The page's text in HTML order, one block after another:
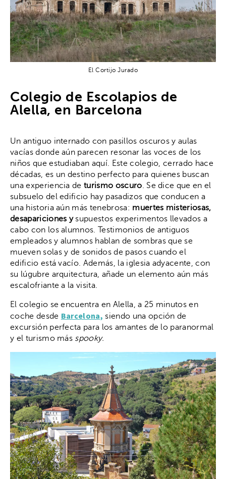
El Cortijo Jurado
Colegio de Escolapios de
Alella, en Barcelona
Un antiguo internado con pasillos oscuros y aulas
vacías donde aún parecen resonar las voces de los
niños que estudiaban aquí. Este colegio, cerrado hace
décadas, es un destino perfecto para quienes buscan
una experiencia deturismo oscuro. Se dice que en el
subsuelo del edificio hay pasadizos que conducen a
una historia aún más tenebrosa: muertes misteriosas,
desapariciones ysupuestos experimentos llevados a
cabo con los alumnos. Testimonios de antiguos
empleados y alumnos hablan de sombras que se
mueven solas y de sonidos de pasos cuando el
edificio está vacío. Además, la iglesia adyacente, con
su lúgubre arquitectura, añade un elemento aún más
escalofriante a la visita.
El colegio se encuentra en Alella, a 25 minutos en
coche desde Barcelona, siendo una opción de
excursión perfecta para los amantes de lo paranormal
y el turismo más spooky.